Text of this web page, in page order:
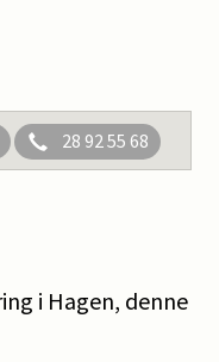
28 92 55 68
i Hagen, denne